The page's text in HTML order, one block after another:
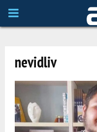
P
M
A
nevidliv